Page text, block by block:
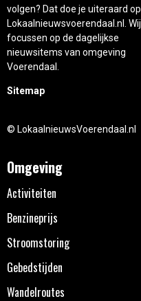
volgen? Dat doe je uiteraard op
Lokaalnieuwsvoerendaal.nl. Wij
focussen op de dagelijkse
nieuwsitems van omgeving
Voerendaal.
Sitemap
© LokaalnieuwsVoerendaal.nl
Omgeving
Activiteiten
Benzineprijs
Stroomstoring
Gebedstijden
Wandelroutes